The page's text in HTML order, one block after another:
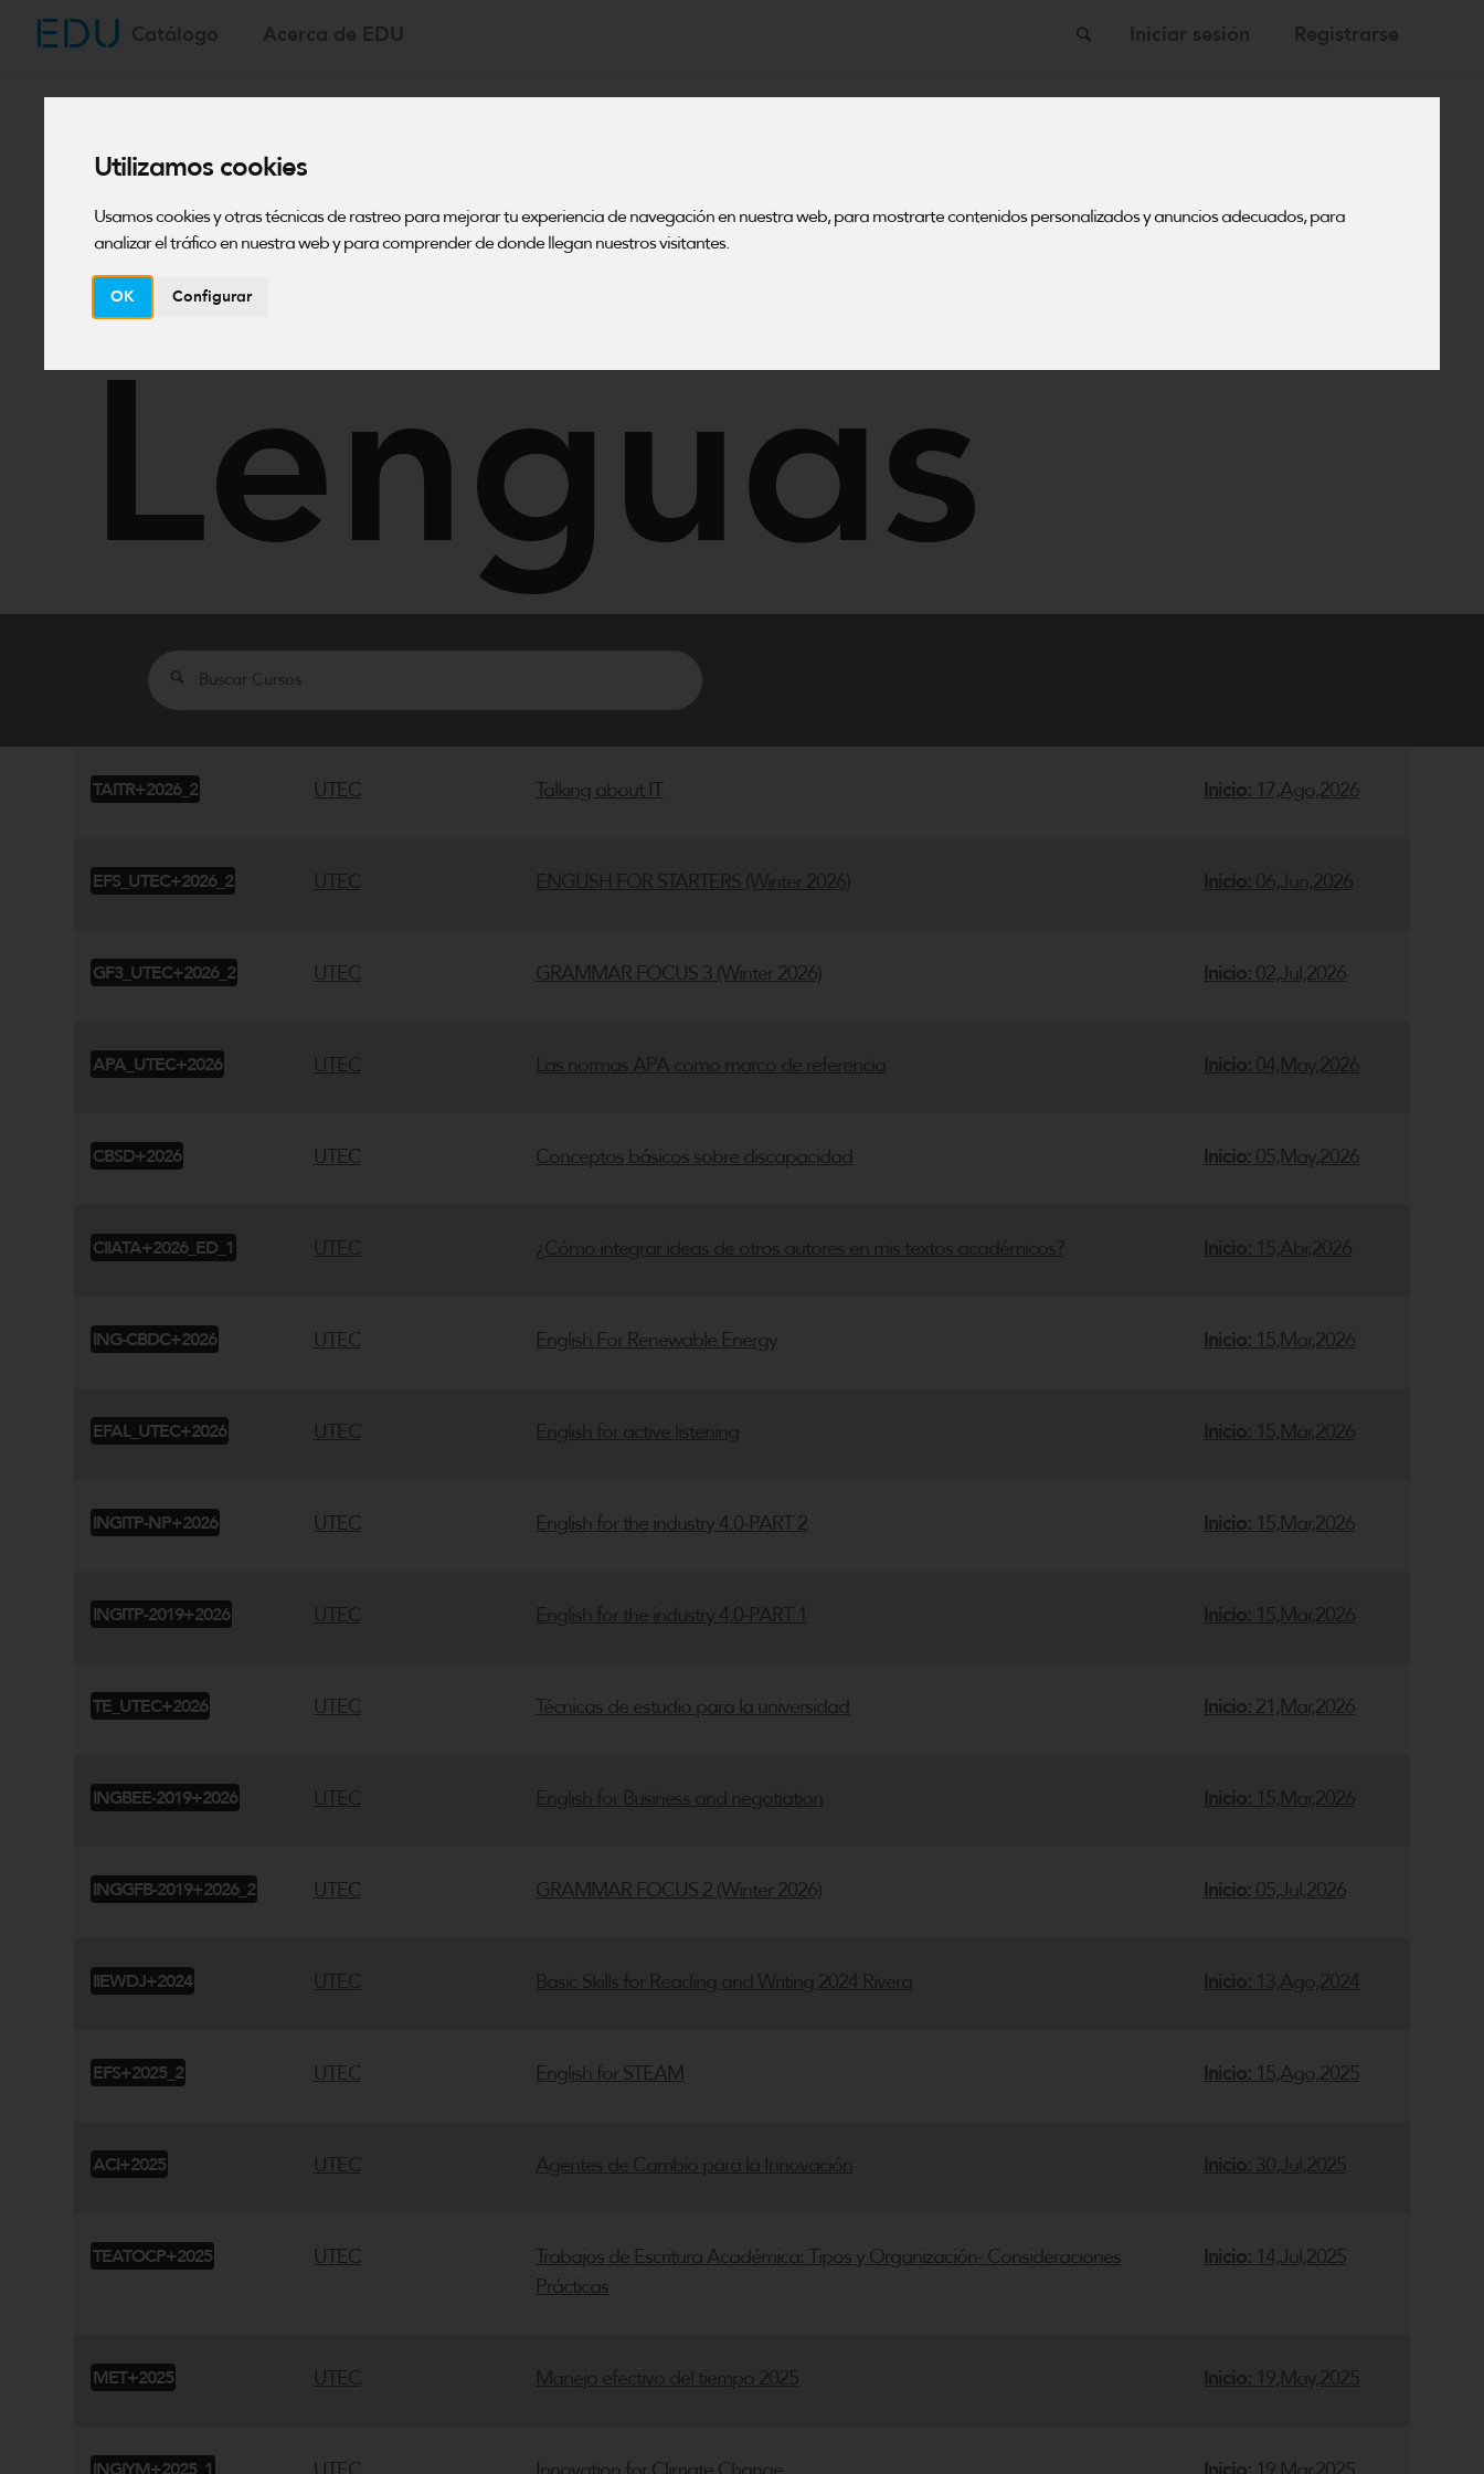
Utilizamos cookies
Usamos cookies y otras técnicas de rastreo para mejorar tu experiencia de navegación en nuestra web, para mostrarte contenidos personalizados y anuncios adecuados, para
analizar el tráfico en nuestra web y para comprender de donde llegan nuestros visitantes.
OK Configurar
EDU
Saltar Catálogo Acerca de EDU Registrarse
Iniciar sesión
Buscar
Cursos de
Lenguas
Search
TAITR+2026_2 UTEC Talking about IT Inicio: 17,Ago,2026
EFS_UTEC+2026_2 UTEC ENGLISH FOR STARTERS (Winter 2026) Inicio: 06,Jun,2026
GF3_UTEC+2026_2 UTEC GRAMMAR FOCUS 3 (Winter 2026) Inicio: 02,Jul,2026
APA_UTEC+2026 UTEC Las normas APA como marco de referencia Inicio: 04,May,2026
CBSD+2026 UTEC Conceptos básicos sobre discapacidad Inicio: 05,May,2026
CIIATA+2026_ED_1 UTEC ¿Cómo integrar ideas de otros autores en mis textos académicos? Inicio: 15,Abr,2026
ING-CBDC+2026 UTEC English For Renewable Energy Inicio: 15,Mar,2026
EFAL_UTEC+2026 UTEC English for active listening Inicio: 15,Mar,2026
INGITP-NP+2026 UTEC English for the industry 4.0-PART 2 Inicio: 15,Mar,2026
INGITP-2019+2026 UTEC English for the industry 4.0-PART 1 Inicio: 15,Mar,2026
TE_UTEC+2026 UTEC Técnicas de estudio para la universidad Inicio: 21,Mar,2026
INGBEE-2019+2026 UTEC English for Business and negotiation Inicio: 15,Mar,2026
INGGFB-2019+2026_2 UTEC GRAMMAR FOCUS 2 (Winter 2026) Inicio: 05,Jul,2026
IIEWDJ+2024 UTEC Basic Skills for Reading and Writing 2024 Rivera Inicio: 13,Ago,2024
EFS+2025_2 UTEC English for STEAM Inicio: 15,Ago,2025
ACI+2025 UTEC Agentes de Cambio para la Innovación Inicio: 30,Jul,2025
TEATOCP+2025 UTEC
Trabajos de Escritura Académica: Tipos y Organización- Consideraciones
Prácticas
Inicio: 14,Jul,2025
MET+2025 UTEC Manejo efectivo del tiempo 2025 Inicio: 19,May,2025
INGIYM+2025_1 UTEC Innovation for Climate Change Inicio: 19,Mar,2025